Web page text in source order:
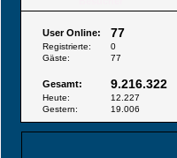
User Online: 77
Registrierte:
0
Gäste:
77
Gesamt: 9.216.322
Heute:
12.227
Gestern:
19.006